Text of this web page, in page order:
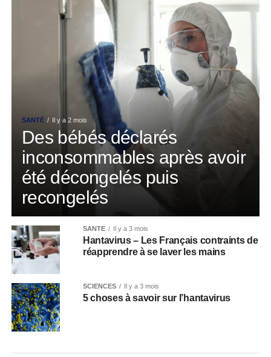
SANTÉ Il y a 2 mois
Des bébés déclarés
inconsommables après avoir
été décongelés puis
recongelés
SANTÉ Il y a 3 mois
Hantavirus – Les Français contraints de
réapprendre à se laver les mains
SCIENCES Il y a 3 mois
5 choses à savoir sur l’hantavirus